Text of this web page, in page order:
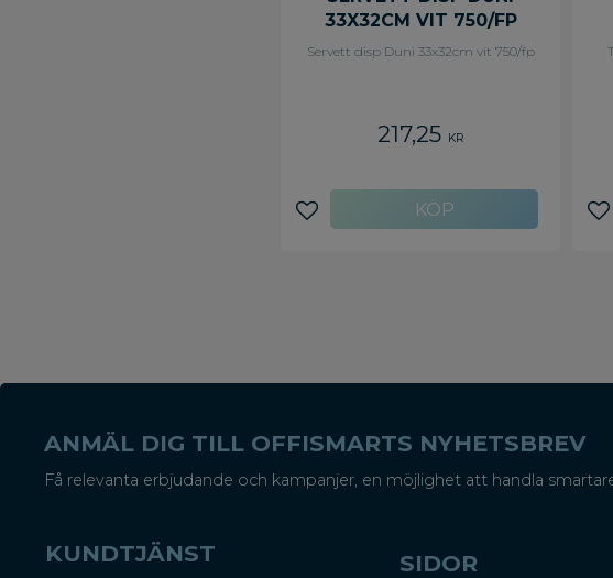
33X32CM VIT 750/FP
Servett disp Duni 33x32cm vit 750/fp
217,25 KR
Lägg till i favoriter
ANMÄL DIG TILL OFFISMARTS NYHETSBREV
Få relevanta erbjudande och kampanjer, en möjlighet att handla
KUNDTJÄNST SIDOR